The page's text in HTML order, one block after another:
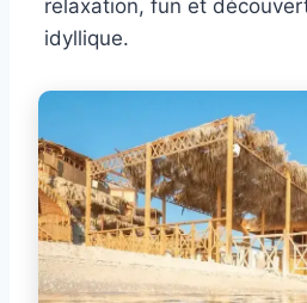
relaxation, fun et
idyllique.